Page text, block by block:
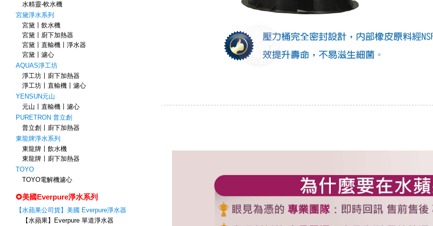
水精靈-軟水機
宮黛淨水系列
宮黛〡飲水機
宮黛〡廚下加熱器
宮黛〡直輸機〡淨水器
宮黛〡濾心
AQUAS淨工坊
淨工坊〡廚下加熱器
淨工坊〡直輸機〡濾心
YENSUN元山
元山〡直輸機〡濾心
PURETRON 普立創
普立創〡廚下加熱器
東龍牌淨水系列
東龍牌〡飲水機
東龍牌〡廚下加熱器
TOYO
TOYO電解機濾心
✪美國Everpure淨水系列
【水蘋果公司貨】美國 Everpure淨水器
【水蘋果】Everpure 單道淨水器